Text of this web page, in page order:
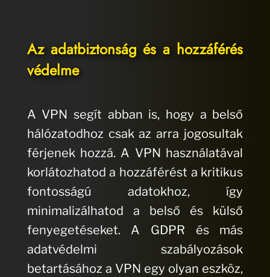
Az adatbiztonság és a hozzáférés
védelme
A VPN segít abban is, hogy a belső
hálózatodhoz csak az arra jogosultak
férjenek hozzá. A VPN használatával
korlátozhatod a hozzáférést a kritikus
fontosságú adatokhoz, így
minimalizálhatod a belső és külső
fenyegetéseket. A GDPR és más
adatvédelmi szabályozások
betartásához a VPN egy olyan eszköz,